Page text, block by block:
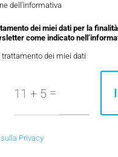
dell'informativa
dei miei dati per la
come indicato
dei miei dati
11 + 5 =
Privacy